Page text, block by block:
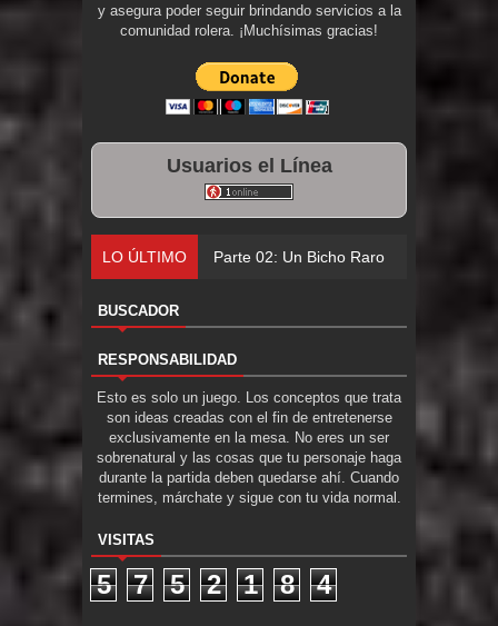
y asegura poder seguir brindando servicios a la
comunidad rolera. ¡Muchísimas gracias!
Usuarios el Línea
LO ÚLTIMO Parte 02: Un Bicho Raro
BUSCADOR
RESPONSABILIDAD
Esto es solo un juego. Los conceptos que trata
son ideas creadas con el fin de entretenerse
exclusivamente en la mesa. No eres un ser
sobrenatural y las cosas que tu personaje haga
durante la partida deben quedarse ahí. Cuando
termines, márchate y sigue con tu vida normal.
VISITAS
5 7 5 2 1 8 4